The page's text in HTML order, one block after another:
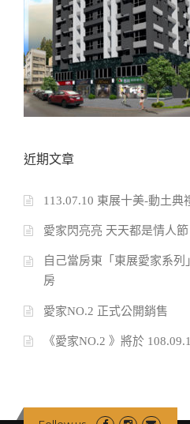
近期文章
113.07.10 東展十美-動土典
愛家閃亮亮 天天都是情人節
自己當房東「東展愛家系
房
愛家NO.2 正式公開銷售
《愛家NO.2 》將於